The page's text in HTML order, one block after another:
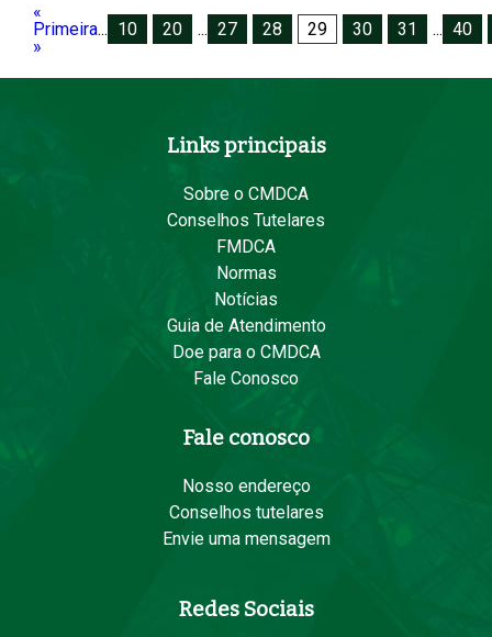
«
Primeira... 10 20 ... 27 28 29 30 31 ... 40
»
Links principais
Sobre o CMDCA
Conselhos Tutelares
FMDCA
Normas
Notícias
Guia de Atendimento
Doe para o CMDCA
Fale Conosco
Fale conosco
Nosso endereço
Conselhos tutelares
Envie uma mensagem
Redes Sociais